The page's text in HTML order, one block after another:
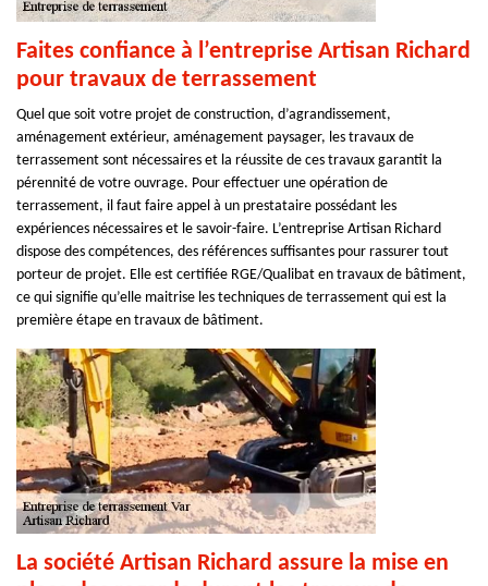
Faites confiance à l’entreprise Artisan Richard
pour travaux de terrassement
Quel que soit votre projet de construction, d’agrandissement,
aménagement extérieur, aménagement paysager, les travaux de
terrassement sont nécessaires et la réussite de ces travaux garantit la
pérennité de votre ouvrage. Pour effectuer une opération de
terrassement, il faut faire appel à un prestataire possédant les
expériences nécessaires et le savoir-faire. L’entreprise Artisan Richard
dispose des compétences, des références suffisantes pour rassurer tout
porteur de projet. Elle est certifiée RGE/Qualibat en travaux de bâtiment,
ce qui signifie qu’elle maitrise les techniques de terrassement qui est la
première étape en travaux de bâtiment.
La société Artisan Richard assure la mise en